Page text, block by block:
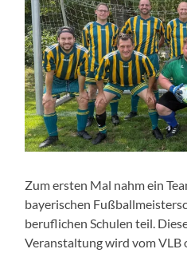
Zum ersten Mal nahm ein
bayerischen
beruflichen Schulen teil.
Veranstaltung wird vom